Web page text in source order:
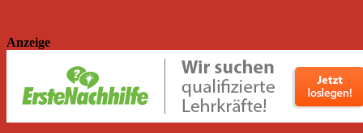
Anzeige